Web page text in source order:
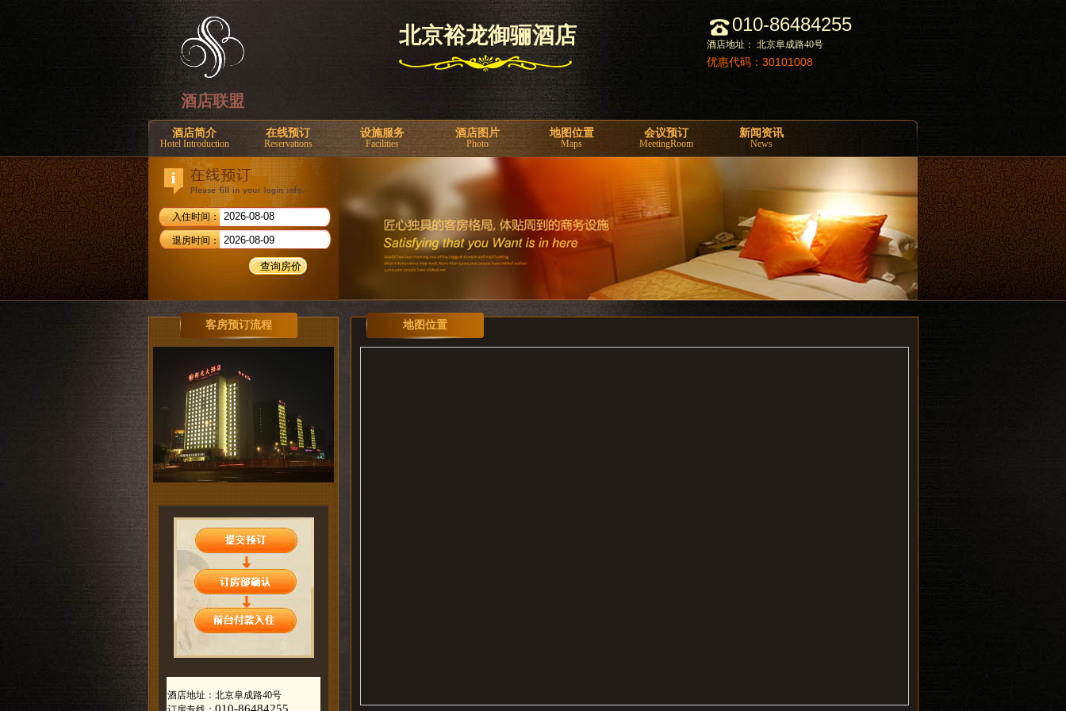
酒店联盟
北京裕龙御骊酒店 010-86484255
酒店地址： 北京阜成路40号
优惠代码：30101008
酒店简介
Hotel Introduction
在线预订
Reservations
设施服务
Facilities
酒店图片
Photo
地图位置
Maps
会议预订
MeetingRoom
新闻资讯
News
入住时间：
退房时间：
客房预订流程
酒店地址：北京阜成路40号
地图位置